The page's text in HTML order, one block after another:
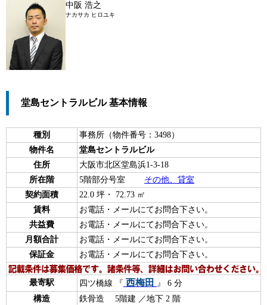
中阪 浩之
ナカサカ ヒロユキ
堂島セントラルビル 基本情報
種別
事務所（物件番号：3498）
物件名
堂島セントラルビル
住所
大阪市北区堂島浜1-3-18
所在階
5階部分号室 その他、貸室
契約面積
22.0 坪・ 72.73 ㎡
賃料
お電話・メールにてお問合下さい。
共益費
お電話・メールにてお問合下さい。
月額合計
お電話・メールにてお問合下さい。
保証金
お電話・メールにてお問合下さい。
最寄駅 四ツ橋線 『 西梅田 』 6 分
構造
鉄骨造 5階建 ／地下 2 階